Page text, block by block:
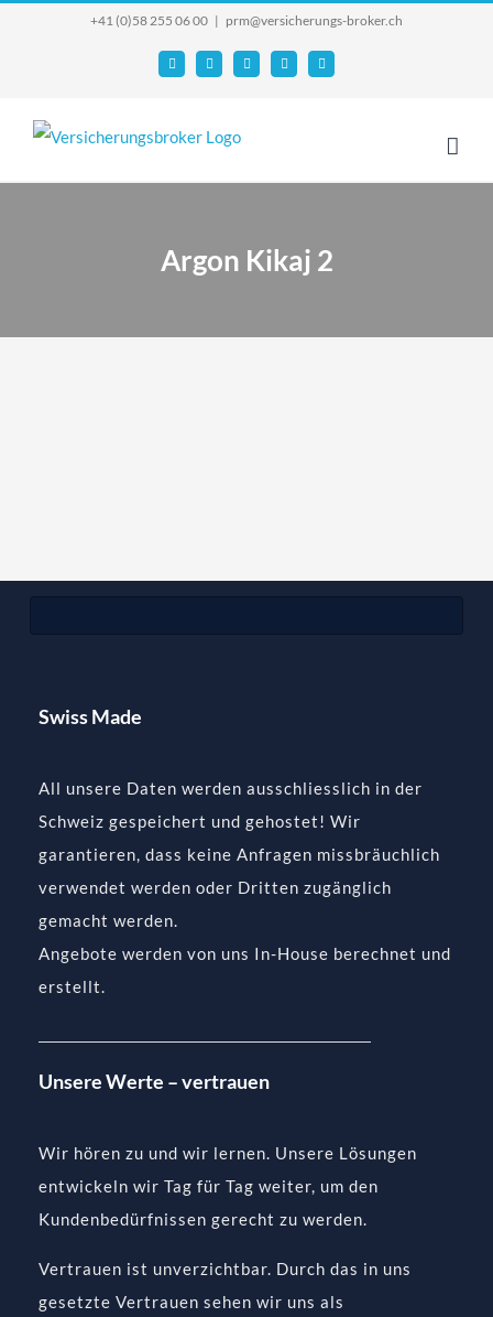
+41 (0)58 255 06 00 | prm@versicherungs-broker.ch
Email FacebookYouTube
X Instagram
Argon Kikaj 2
Swiss Made
All unsere Daten werden ausschliesslich in der
Schweiz gespeichert und gehostet! Wir
garantieren, dass keine Anfragen missbräuchlich
verwendet werden oder Dritten zugänglich
gemacht werden.
Angebote werden von uns In-House berechnet und
erstellt.
Unsere Werte – vertrauen
Wir hören zu und wir lernen. Unsere Lösungen
entwickeln wir Tag für Tag weiter, um den
Kundenbedürfnissen gerecht zu werden.
Vertrauen ist unverzichtbar. Durch das in uns
gesetzte Vertrauen sehen wir uns als